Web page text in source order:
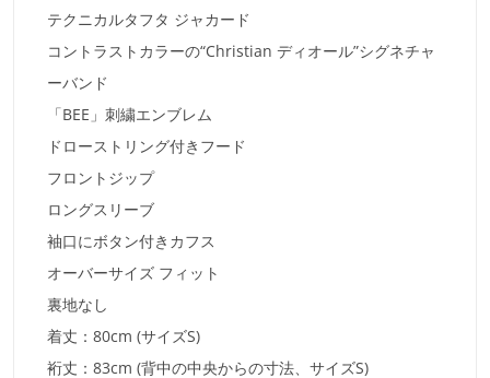
テクニカルタフタ ジャカード
コントラストカラーの“Christian ディオール”シグネチャ
ーバンド
「BEE」刺繍エンブレム
ドローストリング付きフード
フロントジップ
ロングスリーブ
袖口にボタン付きカフス
オーバーサイズ フィット
裏地なし
着丈：80cm (サイズS)
裄丈：83cm (背中の中央からの寸法、サイズS)